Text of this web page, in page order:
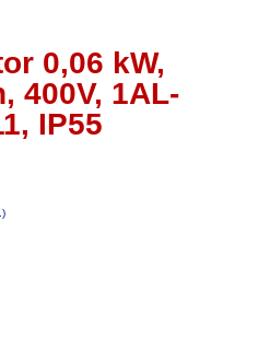
0,06 kW,
400V, 1AL-
IP55